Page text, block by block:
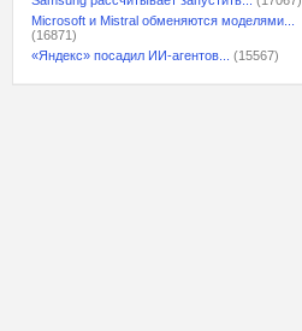
Microsoft и Mistral обменяются моделями...
(16871)
«Яндекс» посадил ИИ-агентов...
(15567)